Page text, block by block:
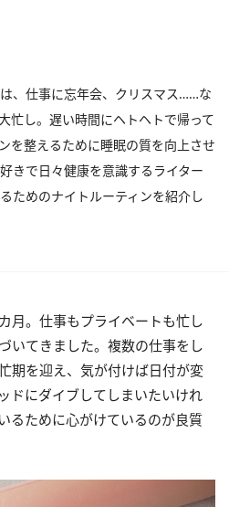
、仕事に忘年会、クリスマス……な
忙し。遅い時間にヘトヘトで帰って
を整えるために睡眠の質を向上させ
きで日々健康を意識するライター
ためのナイトルーティンを紹介し
月。仕事もプライベートも忙し
いてきました。複数の仕事をし
期を迎え、気が付けば日付が変
ドにダイブしてしまいたいけれ
るために心がけているのが良質